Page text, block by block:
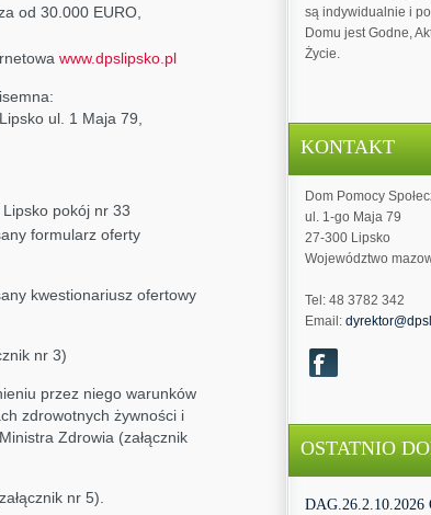
są indywidualnie i
Domu jest Godne,
Życie.
KONTAKT
Dom Pomocy
ul. 1-go Maja 79
27-300 Lipsko
Województwo
Tel: 48 3782 342
Email:
OSTATNIO
od 30.000 EURO,
www.dpslipsko.pl
ul. 1 Maja 79,
pokój nr 33
formularz oferty
kwestionariusz ofertowy
nr 3)
przez niego warunków
zdrowotnych żywności i
Zdrowia (załącznik
nr 5).